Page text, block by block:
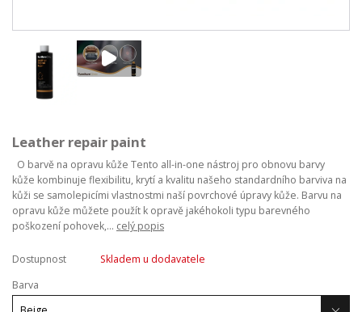
Leather repair paint
O barvě na opravu kůže Tento all-in-one nástroj pro obnovu barvy
kůže kombinuje flexibilitu, krytí a kvalitu našeho standardního barviva na
kůži se samolepicími vlastnostmi naší povrchové úpravy kůže. Barvu na
opravu kůže můžete použít k opravě jakéhokoli typu barevného
poškození pohovek,... celý popis
Dostupnost
Skladem u dodavatele
Barva